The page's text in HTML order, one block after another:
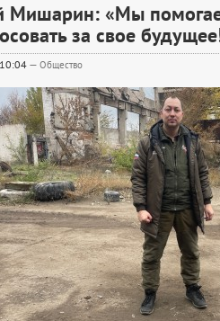
Мишарин: «Мы
за свое
— Общество